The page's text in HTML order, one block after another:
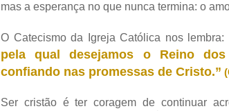
mas a esperança no que nunca termina: o
O Catecismo da Igreja Católica nos lembra:
pela qual desejamos o Reino
confiando nas promessas de Cristo.”
Ser cristão é ter coragem de continuar